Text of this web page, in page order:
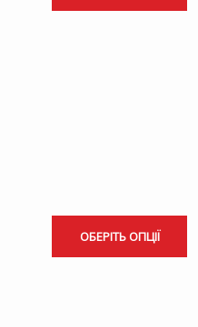
ОБЕРІТЬ ОПЦІЇ